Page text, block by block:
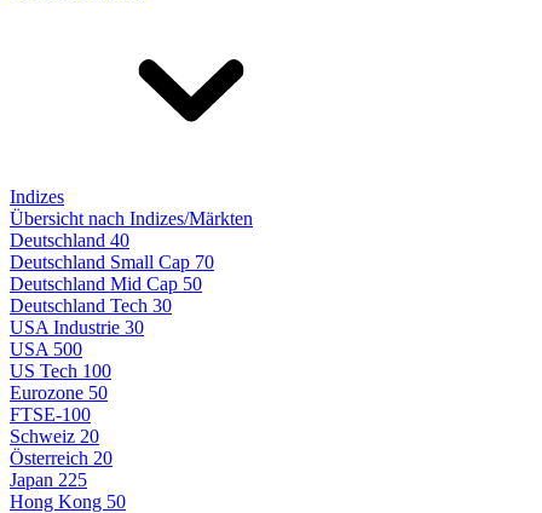
Indizes
Übersicht nach Indizes/Märkten
Deutschland 40
Deutschland Small Cap 70
Deutschland Mid Cap 50
Deutschland Tech 30
USA Industrie 30
USA 500
US Tech 100
Eurozone 50
FTSE-100
Schweiz 20
Österreich 20
Japan 225
Hong Kong 50